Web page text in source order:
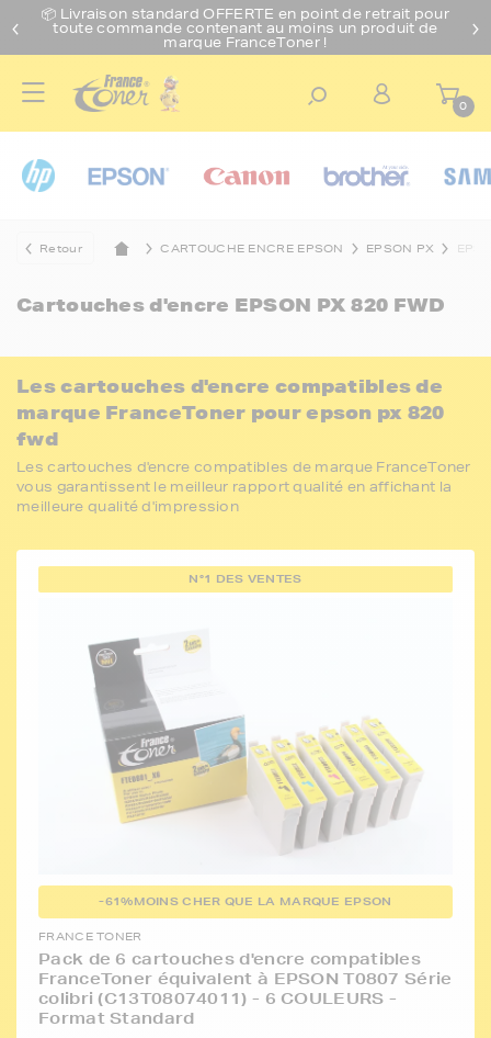
📦 Livraison standard OFFERTE en point de retrait pour
toute commande contenant au moins un produit de
marque FranceToner !
0
Retour CARTOUCHE ENCRE EPSON EPSON PX
Cartouches d'encre EPSON PX 820 FWD
Les cartouches d'encre compatibles de
marque FranceToner pour epson px 820
fwd
Les cartouches d'encre compatibles de marque FranceToner
vous garantissent le meilleur rapport qualité en affichant la
meilleure qualité d'impression
N°1 DES VENTES
-61%MOINS CHER QUE LA MARQUE EPSON
FRANCE TONER
Pack de 6 cartouches d'encre compatibles
FranceToner équivalent à EPSON T0807 Série
colibri (C13T08074011) - 6 COULEURS -
Format Standard